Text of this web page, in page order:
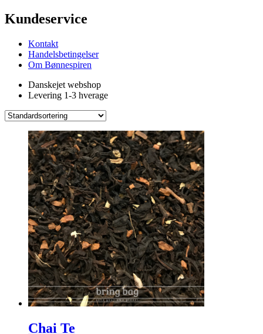
Kundeservice
Kontakt
Handelsbetingelser
Om Bønnespiren
Danskejet webshop
Levering 1-3 hverage
Chai Te